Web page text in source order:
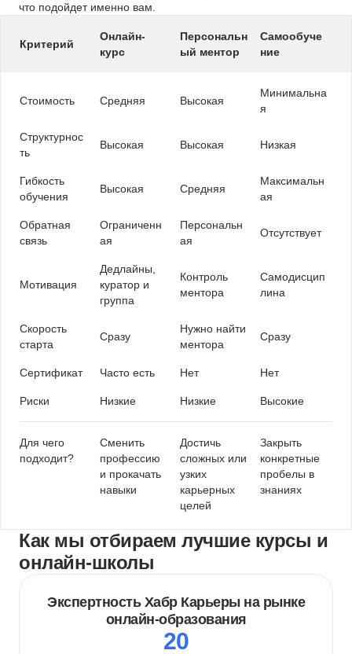
что подойдет именно вам.
Критерий
Онлайн-
курс
Персональн
ый ментор
Самообуче
ние
Стоимость Средняя Высокая
Минимальна
я
Структурнос
ть
Высокая Высокая Низкая
Гибкость
обучения
Высокая Средняя
Максимальн
ая
Обратная
связь
Ограниченн
ая
Персональн
ая
Отсутствует
Мотивация
Дедлайны,
куратор и
группа
Контроль
ментора
Самодисцип
лина
Скорость
старта
Сразу
Нужно найти
ментора
Сразу
Сертификат Часто есть Нет Нет
Риски Низкие Низкие Высокие
Для чего
подходит?
Сменить
профессию
и прокачать
навыки
Достичь
сложных или
узких
карьерных
целей
Закрыть
конкретные
пробелы в
знаниях
Как мы отбираем лучшие курсы и
онлайн-школы
Экспертность Хабр Карьеры на рынке
онлайн-образования
20